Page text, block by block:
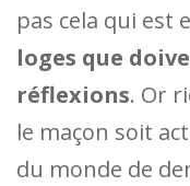
pas cela qui est
loges que
réflexions. Or
le maçon soit
du monde de